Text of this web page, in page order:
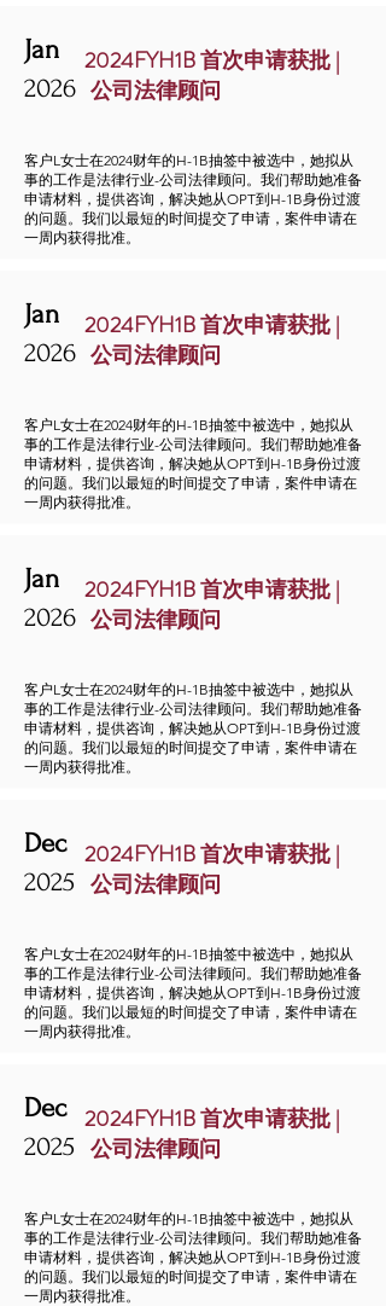
Jan
2026
2024FYH1B 首次申请获批 |
公司法律顾问
客户L女士在2024财年的H-1B抽签中被选中，她拟从
事的工作是法律行业-公司法律顾问。我们帮助她准备
申请材料，提供咨询，解决她从OPT到H-1B身份过渡
的问题。我们以最短的时间提交了申请，案件申请在
一周内获得批准。
Jan
2026
2024FYH1B 首次申请获批 |
公司法律顾问
客户L女士在2024财年的H-1B抽签中被选中，她拟从
事的工作是法律行业-公司法律顾问。我们帮助她准备
申请材料，提供咨询，解决她从OPT到H-1B身份过渡
的问题。我们以最短的时间提交了申请，案件申请在
一周内获得批准。
Jan
2026
2024FYH1B 首次申请获批 |
公司法律顾问
客户L女士在2024财年的H-1B抽签中被选中，她拟从
事的工作是法律行业-公司法律顾问。我们帮助她准备
申请材料，提供咨询，解决她从OPT到H-1B身份过渡
的问题。我们以最短的时间提交了申请，案件申请在
一周内获得批准。
Dec
2025
2024FYH1B 首次申请获批 |
公司法律顾问
客户L女士在2024财年的H-1B抽签中被选中，她拟从
事的工作是法律行业-公司法律顾问。我们帮助她准备
申请材料，提供咨询，解决她从OPT到H-1B身份过渡
的问题。我们以最短的时间提交了申请，案件申请在
一周内获得批准。
Dec
2025
2024FYH1B 首次申请获批 |
公司法律顾问
客户L女士在2024财年的H-1B抽签中被选中，她拟从
事的工作是法律行业-公司法律顾问。我们帮助她准备
申请材料，提供咨询，解决她从OPT到H-1B身份过渡
的问题。我们以最短的时间提交了申请，案件申请在
一周内获得批准。